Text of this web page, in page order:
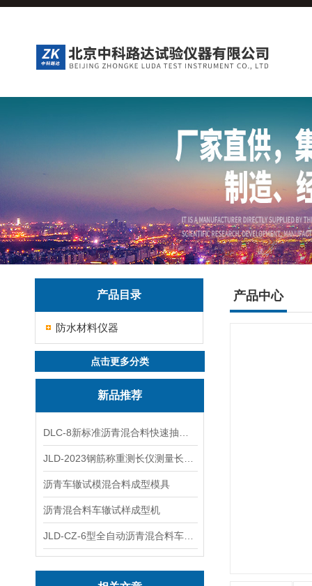
产品目录
防水材料仪器
点击更多分类
新品推荐
沥青车辙试模混合料成型模具
沥青混合料车辙试样成型机
产品中心